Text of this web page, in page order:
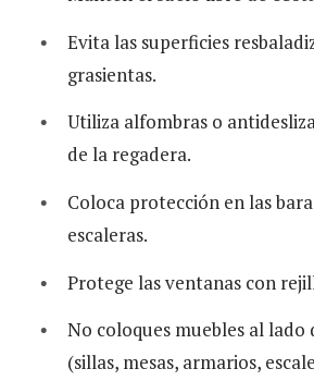
Evita las superficies
grasientas.
Utiliza alfombras o
de la regadera.
Coloca protección en las
escaleras.
Protege las ventanas con
No coloques muebles al lado
(sillas, mesas, armarios,